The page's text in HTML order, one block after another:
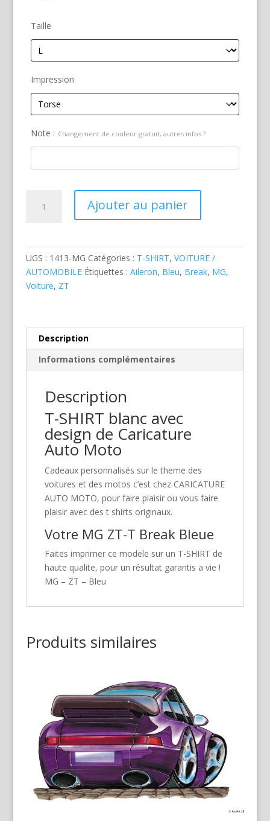
Taille
Impression
Note : Changement de couleur gratuit, autres infos ?
Ajouter au panier
UGS : 1413-MG Catégories : T-SHIRT, VOITURE /
AUTOMOBILE Étiquettes : Aileron, Bleu, Break, MG,
Voiture, ZT
Description
Informations complémentaires
Description
T-SHIRT blanc avec
design de Caricature
Auto Moto
Cadeaux personnalisés sur le theme des
voitures et des motos c’est chez CARICATURE
AUTO MOTO, pour faire plaisir ou vous faire
plaisir avec des t shirts originaux.
Votre MG ZT-T Break Bleue
Faites imprimer ce modele sur un T-SHIRT de
haute qualite, pour un résultat garantis a vie !
MG – ZT – Bleu
Produits similaires